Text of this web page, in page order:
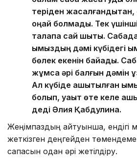
теріден
оңай болмады. Тек
талапқа сай шықты.
қымыздың дәмі күбідегі
бөлек екенін байқадық.
жұмсақ әрі балғын дәмін
Ал күбіде ашытылған
болып, уақыт өте келе
деді Әлия Қабдулина.
Жеңімпаздың айтуынша, ендігі
жеткізген деңгейден
сапасын одан әрі жетілдіру.